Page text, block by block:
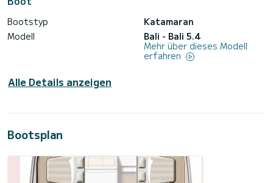
Bootstyp
Katamaran
Modell
Bali - Bali 5.4
Mehr über dieses Modell
erfahren
Alle Details anzeigen
Bootsplan